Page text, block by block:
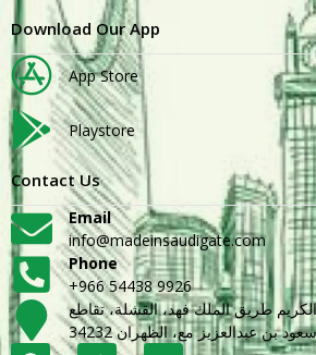
Download Our App
App Store
Playstore
Contact Us
Email
info@madeinsaudigate.com
Phone
+966 54438 9926
العبد الكريم طريق الملك فهد، القشلة، تقاطع
بن عبدالعزيز مع، الظهران 34232